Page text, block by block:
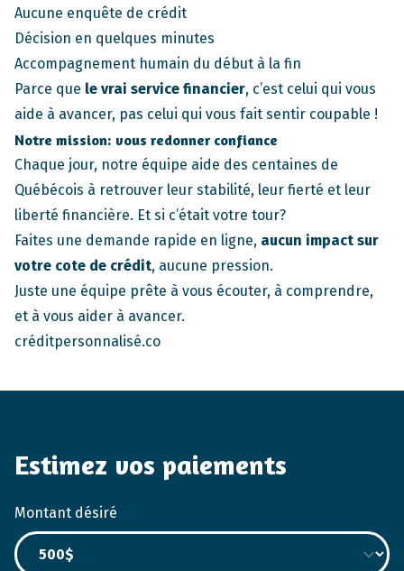
Aucune enquête de crédit
Décision en quelques minutes
Accompagnement humain du début à la fin
Parce que le vrai service financier, c’est celui qui vous
aide à avancer, pas celui qui vous fait sentir coupable !
Notre mission: vous redonner confiance
Chaque jour, notre équipe aide des centaines de
Québécois à retrouver leur stabilité, leur fierté et leur
liberté financière. Et si c’était votre tour?
Faites une demande rapide en ligne, aucun impact sur
votre cote de crédit, aucune pression.
Juste une équipe prête à vous écouter, à comprendre,
et à vous aider à avancer.
créditpersonnalisé.co
Estimez vos paiements
Montant désiré